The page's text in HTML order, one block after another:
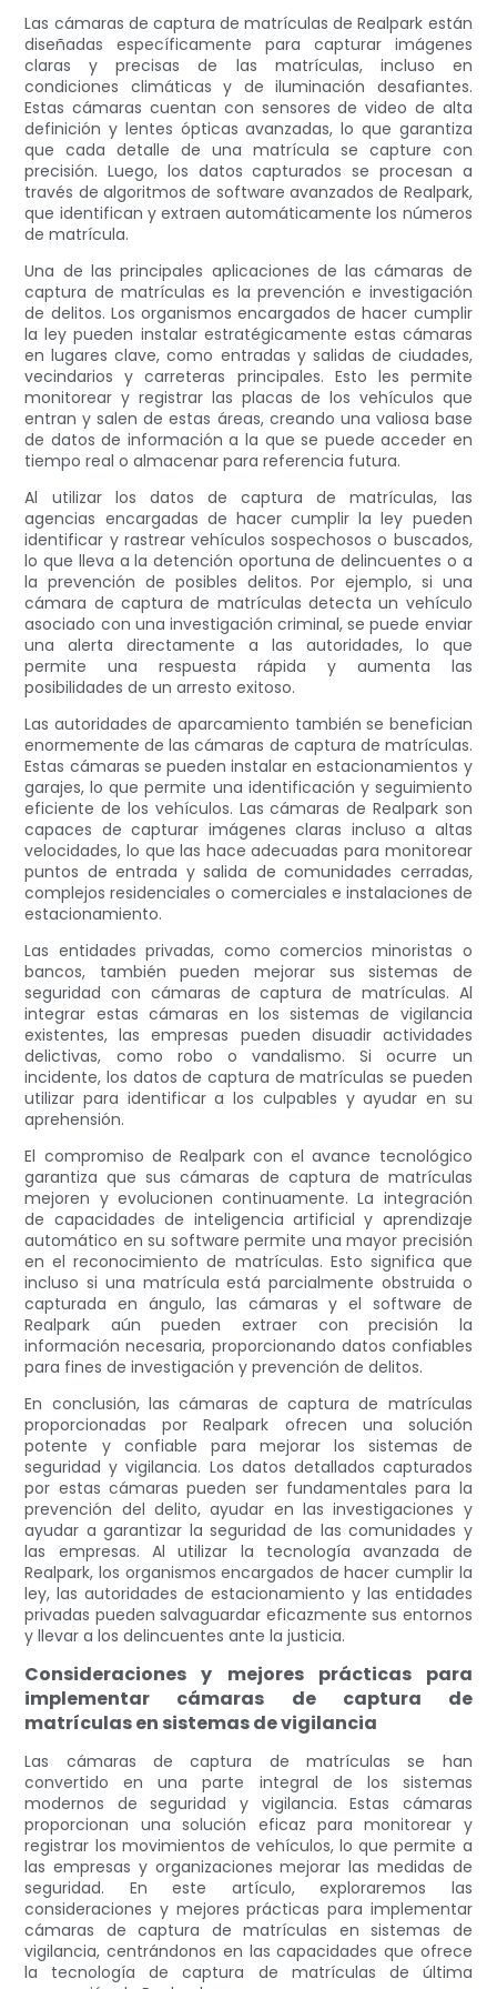
Las cámaras de captura de matrículas de Realpark están
diseñadas específicamente para capturar imágenes
claras y precisas de las matrículas, incluso en
condiciones climáticas y de iluminación desafiantes.
Estas cámaras cuentan con sensores de video de alta
definición y lentes ópticas avanzadas, lo que garantiza
que cada detalle de una matrícula se capture con
precisión. Luego, los datos capturados se procesan a
través de algoritmos de software avanzados de Realpark,
que identifican y extraen automáticamente los números
de matrícula.
Una de las principales aplicaciones de las cámaras de
captura de matrículas es la prevención e investigación
de delitos. Los organismos encargados de hacer cumplir
la ley pueden instalar estratégicamente estas cámaras
en lugares clave, como entradas y salidas de ciudades,
vecindarios y carreteras principales. Esto les permite
monitorear y registrar las placas de los vehículos que
entran y salen de estas áreas, creando una valiosa base
de datos de información a la que se puede acceder en
tiempo real o almacenar para referencia futura.
Al utilizar los datos de captura de matrículas, las
agencias encargadas de hacer cumplir la ley pueden
identificar y rastrear vehículos sospechosos o buscados,
lo que lleva a la detención oportuna de delincuentes o a
la prevención de posibles delitos. Por ejemplo, si una
cámara de captura de matrículas detecta un vehículo
asociado con una investigación criminal, se puede enviar
una alerta directamente a las autoridades, lo que
permite una respuesta rápida y aumenta las
posibilidades de un arresto exitoso.
Las autoridades de aparcamiento también se benefician
enormemente de las cámaras de captura de matrículas.
Estas cámaras se pueden instalar en estacionamientos y
garajes, lo que permite una identificación y seguimiento
eficiente de los vehículos. Las cámaras de Realpark son
capaces de capturar imágenes claras incluso a altas
velocidades, lo que las hace adecuadas para monitorear
puntos de entrada y salida de comunidades cerradas,
complejos residenciales o comerciales e instalaciones de
estacionamiento.
Las entidades privadas, como comercios minoristas o
bancos, también pueden mejorar sus sistemas de
seguridad con cámaras de captura de matrículas. Al
integrar estas cámaras en los sistemas de vigilancia
existentes, las empresas pueden disuadir actividades
delictivas, como robo o vandalismo. Si ocurre un
incidente, los datos de captura de matrículas se pueden
utilizar para identificar a los culpables y ayudar en su
aprehensión.
El compromiso de Realpark con el avance tecnológico
garantiza que sus cámaras de captura de matrículas
mejoren y evolucionen continuamente. La integración
de capacidades de inteligencia artificial y aprendizaje
automático en su software permite una mayor precisión
en el reconocimiento de matrículas. Esto significa que
incluso si una matrícula está parcialmente obstruida o
capturada en ángulo, las cámaras y el software de
Realpark aún pueden extraer con precisión la
información necesaria, proporcionando datos confiables
para fines de investigación y prevención de delitos.
En conclusión, las cámaras de captura de matrículas
proporcionadas por Realpark ofrecen una solución
potente y confiable para mejorar los sistemas de
seguridad y vigilancia. Los datos detallados capturados
por estas cámaras pueden ser fundamentales para la
prevención del delito, ayudar en las investigaciones y
ayudar a garantizar la seguridad de las comunidades y
las empresas. Al utilizar la tecnología avanzada de
Realpark, los organismos encargados de hacer cumplir la
ley, las autoridades de estacionamiento y las entidades
privadas pueden salvaguardar eficazmente sus entornos
y llevar a los delincuentes ante la justicia.
Consideraciones y mejores prácticas para
implementar cámaras de captura de
matrículas en sistemas de vigilancia
Las cámaras de captura de matrículas se han
convertido en una parte integral de los sistemas
modernos de seguridad y vigilancia. Estas cámaras
proporcionan una solución eficaz para monitorear y
registrar los movimientos de vehículos, lo que permite a
las empresas y organizaciones mejorar las medidas de
seguridad. En este artículo, exploraremos las
consideraciones y mejores prácticas para implementar
cámaras de captura de matrículas en sistemas de
vigilancia, centrándonos en las capacidades que ofrece
la tecnología de captura de matrículas de última